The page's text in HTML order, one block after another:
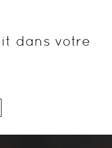
dans votre